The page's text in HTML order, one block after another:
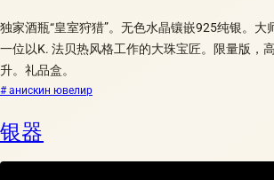
独家酒瓶“皇室狩猎”。无色水晶镶嵌925纯银。大
一位以K. 法贝热风格工作的大珠宝匠。限量版，
升。礼品盒。
# анискин ювелир
银器